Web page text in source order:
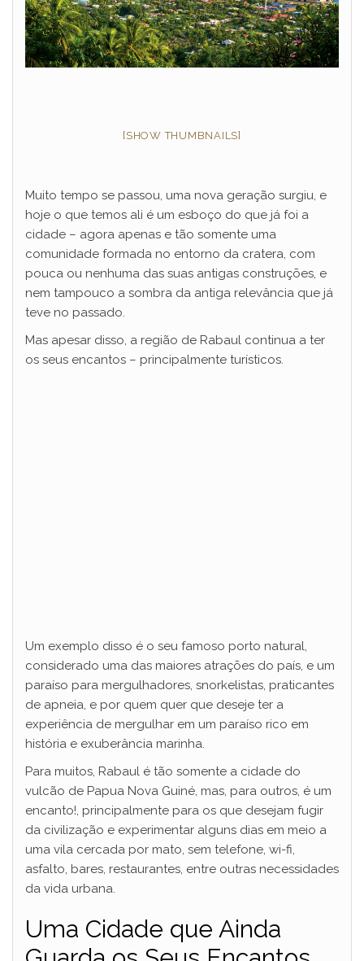
[SHOW THUMBNAILS]
Muito tempo se passou, uma nova geração surgiu, e
hoje o que temos ali é um esboço do que já foi a
cidade – agora apenas e tão somente uma
comunidade formada no entorno da cratera, com
pouca ou nenhuma das suas antigas construções, e
nem tampouco a sombra da antiga relevância que já
teve no passado.
Mas apesar disso, a região de Rabaul continua a ter
os seus encantos – principalmente turísticos.
Um exemplo disso é o seu famoso porto natural,
considerado uma das maiores atrações do país, e um
paraíso para mergulhadores, snorkelistas, praticantes
de apneia, e por quem quer que deseje ter a
experiência de mergulhar em um paraíso rico em
história e exuberância marinha.
Para muitos, Rabaul é tão somente a cidade do
vulcão de Papua Nova Guiné, mas, para outros, é um
encanto!, principalmente para os que desejam fugir
da civilização e experimentar alguns dias em meio a
uma vila cercada por mato, sem telefone, wi-fi,
asfalto, bares, restaurantes, entre outras necessidades
da vida urbana.
Uma Cidade que Ainda